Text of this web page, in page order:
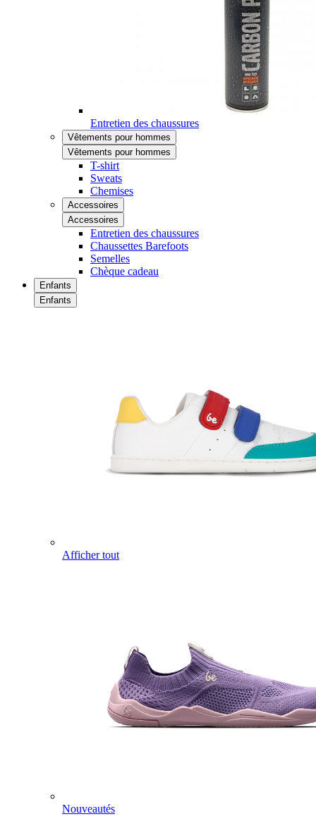
Entretien des chaussures
Vêtements pour hommes
Vêtements pour hommes
T-shirt
Sweats
Chemises
Accessoires
Accessoires
Entretien des chaussures
Chaussettes Barefoots
Semelles
Chèque cadeau
Enfants
Enfants
Afficher tout
Nouveautés